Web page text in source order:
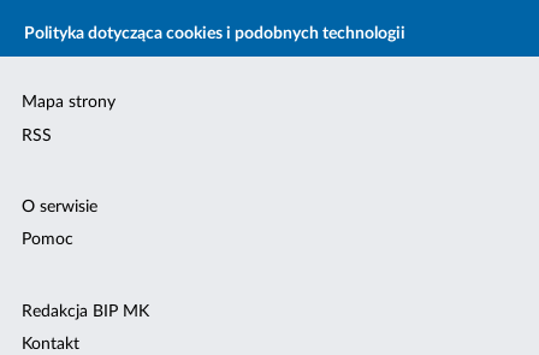
Polityka dotycząca cookies i podobnych technologii
Mapa strony
RSS
O serwisie
Pomoc
Redakcja BIP MK
Kontakt